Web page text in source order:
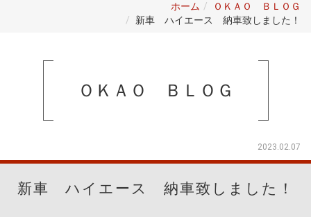
ホーム
ＯＫＡＯ ＢＬＯＧ
新車 ハイエース 納車致しました！
ＯＫＡＯ ＢＬＯＧ
2023.02.07
新車 ハイエース 納車致しました！